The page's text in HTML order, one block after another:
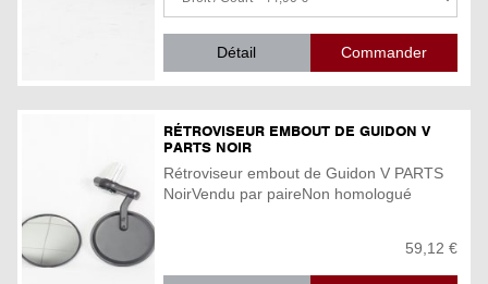
Détail
RÉTROVISEUR EMBOUT DE GUIDON V
PARTS NOIR
Rétroviseur embout de Guidon V PARTS
NoirVendu par paireNon homologué
59,12 €